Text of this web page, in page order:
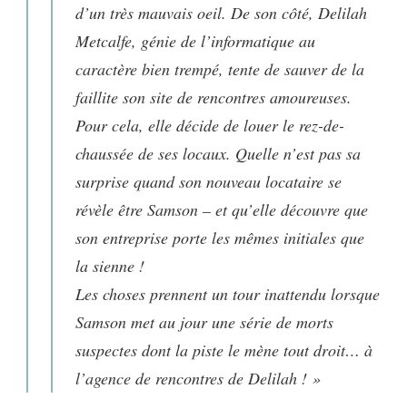
d’un très mauvais oeil. De son côté, Delilah
Metcalfe, génie de l’informatique au
caractère bien trempé, tente de sauver de la
faillite son site de rencontres amoureuses.
Pour cela, elle décide de louer le rez-de-
chaussée de ses locaux. Quelle n’est pas sa
surprise quand son nouveau locataire se
révèle être Samson – et qu’elle découvre que
son entreprise porte les mêmes initiales que
la sienne !
Les choses prennent un tour inattendu lorsque
Samson met au jour une série de morts
suspectes dont la piste le mène tout droit… à
l’agence de rencontres de Delilah ! »